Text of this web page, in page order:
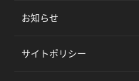
お知らせ
サイトポリシー